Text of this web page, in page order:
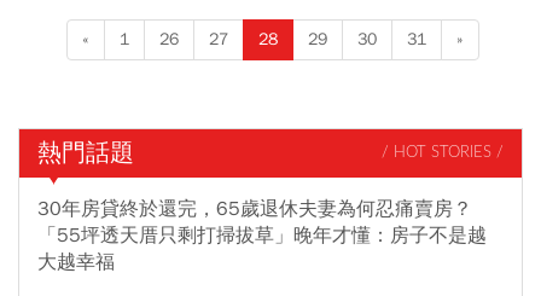
« 1 26 27 28 29 30 31 »
熱門話題 / HOT STORIES /
30年房貸終於還完，65歲退休夫妻為何忍痛賣房？
「55坪透天厝只剩打掃拔草」晚年才懂：房子不是越
大越幸福